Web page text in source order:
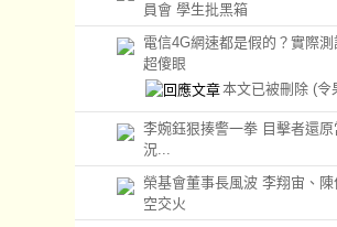
員會 學生批黑箱
電信4G網速都是假的？實際
超傻眼
本文已被刪除 (令
李婉鈺狠揍警一拳 目擊者還原
況...
榮基會董事長風波 李翔宙、
空交火